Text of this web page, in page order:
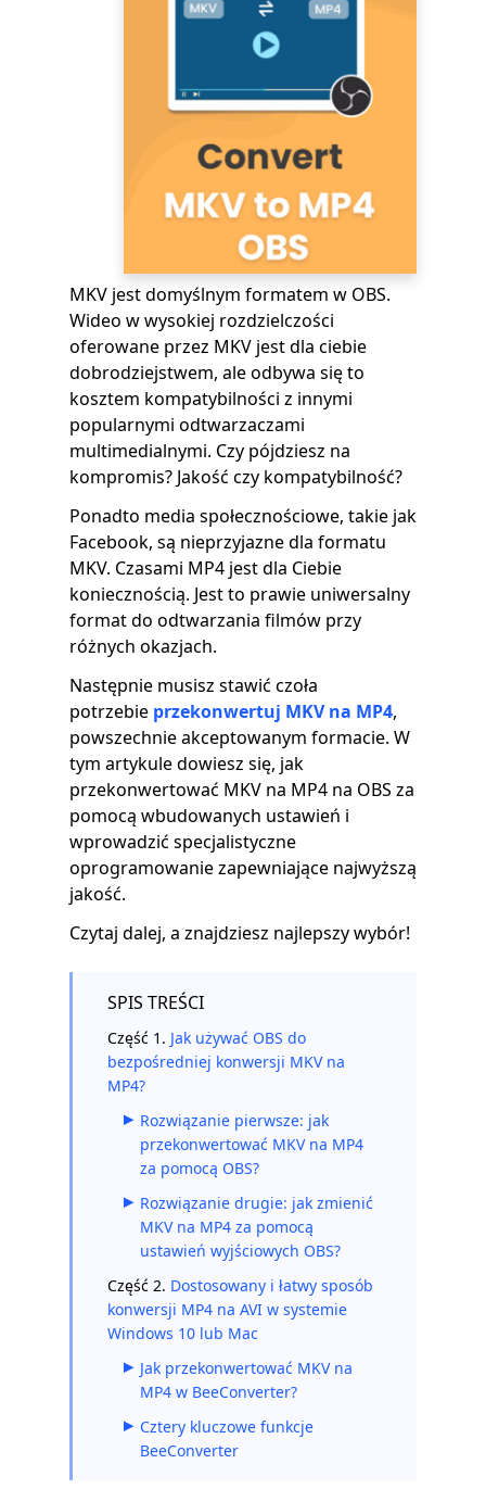
MKV jest domyślnym formatem w OBS.
Wideo w wysokiej rozdzielczości
oferowane przez MKV jest dla ciebie
dobrodziejstwem, ale odbywa się to
kosztem kompatybilności z innymi
popularnymi odtwarzaczami
multimedialnymi. Czy pójdziesz na
kompromis? Jakość czy kompatybilność?
Ponadto media społecznościowe, takie jak
Facebook, są nieprzyjazne dla formatu
MKV. Czasami MP4 jest dla Ciebie
koniecznością. Jest to prawie uniwersalny
format do odtwarzania filmów przy
różnych okazjach.
Następnie musisz stawić czoła
potrzebie przekonwertuj MKV na MP4,
powszechnie akceptowanym formacie. W
tym artykule dowiesz się, jak
przekonwertować MKV na MP4 na OBS za
pomocą wbudowanych ustawień i
wprowadzić specjalistyczne
oprogramowanie zapewniające najwyższą
jakość.
Czytaj dalej, a znajdziesz najlepszy wybór!
SPIS TREŚCI
Część 1. Jak używać OBS do
bezpośredniej konwersji MKV na
MP4?
Rozwiązanie pierwsze: jak
przekonwertować MKV na MP4
za pomocą OBS?
Rozwiązanie drugie: jak zmienić
MKV na MP4 za pomocą
ustawień wyjściowych OBS?
Część 2. Dostosowany i łatwy sposób
konwersji MP4 na AVI w systemie
Windows 10 lub Mac
Jak przekonwertować MKV na
MP4 w BeeConverter?
Cztery kluczowe funkcje
BeeConverter